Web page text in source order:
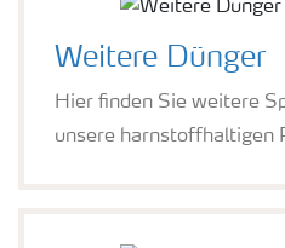
Weitere Dünger
Hier finden Sie weitere
unsere harnstoffhaltigen